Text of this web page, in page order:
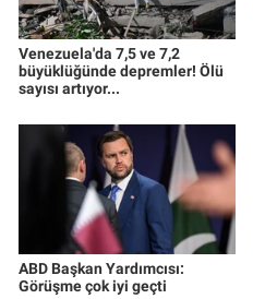
Venezuela'da 7,5 ve 7,2
büyüklüğünde depremler! Ölü
sayısı artıyor...
ABD Başkan Yardımcısı:
Görüşme çok iyi geçti